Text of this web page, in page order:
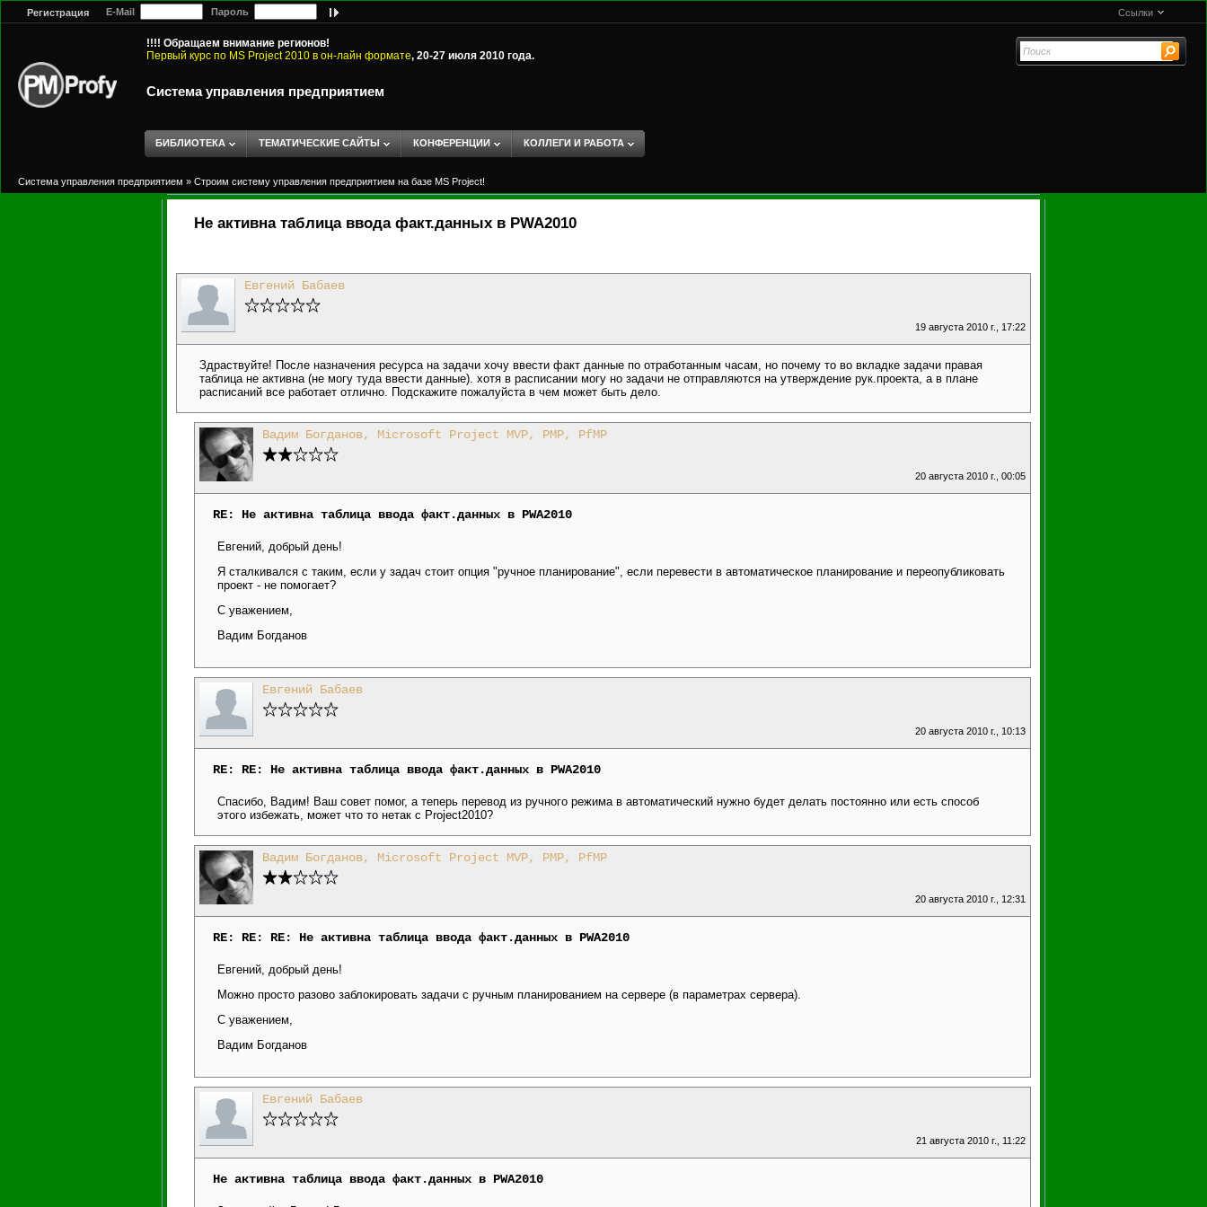
Регистрация E-Mail Пароль Ссылки
!!!! Обращаем внимание регионов!
Первый курс по MS Project 2010 в он-лайн формате, 20-27 июля 2010 года.
Система управления предприятием
БИБЛИОТЕКА ТЕМАТИЧЕСКИЕ САЙТЫ КОНФЕРЕНЦИИ КОЛЛЕГИ И РАБОТА
Система управления предприятием » Строим систему управления предприятием на базе MS Project!
Не активна таблица ввода факт.данных в PWA2010
Евгений Бабаев
19 августа 2010 г., 17:22
Здраствуйте! После назначения ресурса на задачи хочу ввести факт данные по отработанным часам, но почему то во вкладке задачи правая
таблица не активна (не могу туда ввести данные). хотя в расписании могу но задачи не отправляются на утверждение рук.проекта, а в плане
расписаний все работает отлично. Подскажите пожалуйста в чем может быть дело.
Вадим Богданов, Microsoft Project MVP, PMP, PfMP
20 августа 2010 г., 00:05
RE: Не активна таблица ввода факт.данных в PWA2010
Евгений, добрый день!
Я сталкивался с таким, если у задач стоит опция "ручное планирование", если перевести в автоматическое планирование и переопубликовать
проект - не помогает?
С уважением,
Вадим Богданов
Евгений Бабаев
20 августа 2010 г., 10:13
RE: RE: Не активна таблица ввода факт.данных в PWA2010
Спасибо, Вадим! Ваш совет помог, а теперь перевод из ручного режима в автоматический нужно будет делать постоянно или есть способ
этого избежать, может что то нетак с Project2010?
Вадим Богданов, Microsoft Project MVP, PMP, PfMP
20 августа 2010 г., 12:31
RE: RE: RE: Не активна таблица ввода факт.данных в PWA2010
Евгений, добрый день!
Можно просто разово заблокировать задачи с ручным планированием на сервере (в параметрах сервера).
С уважением,
Вадим Богданов
Евгений Бабаев
21 августа 2010 г., 11:22
Не активна таблица ввода факт.данных в PWA2010